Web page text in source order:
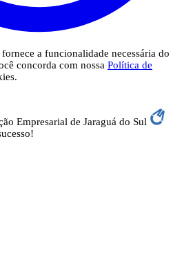
a funcionalidade necessária do
concorda com nossa Política de
Empresarial de Jaraguá do Sul